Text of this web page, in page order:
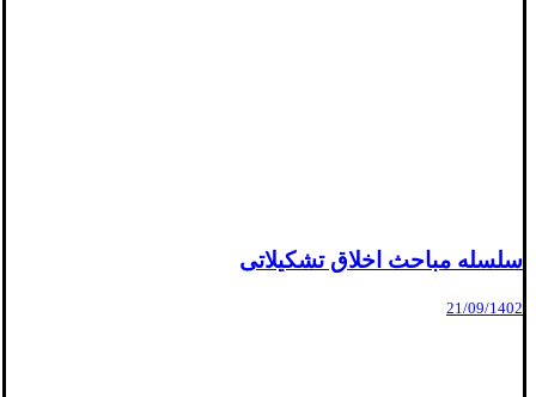
سلسله مباحث اخلاق تشکیلاتی
21/09/1402